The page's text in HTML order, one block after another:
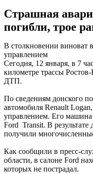
Страшная
погибли, трое
В столкновении виноват
управлением
Сегодня, 12 января, в 7
километре трассы
ДТП.
По сведениям донского
автомобиля Renault
управлением. Его машина
Ford Transit. В результате
получили
Как сообщили в пресс-
области, в салоне Ford
которых не пострадал.